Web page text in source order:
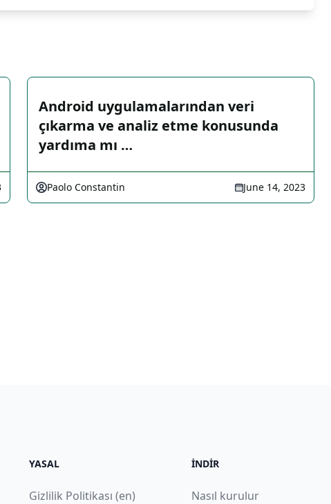
Android uygulamalarından veri
çıkarma ve analiz etme konusunda
yardıma mı …
Paolo Constantin June 14, 2023
YASAL
Gizlilik Politikası (en)
İNDIR
Nasıl kurulur